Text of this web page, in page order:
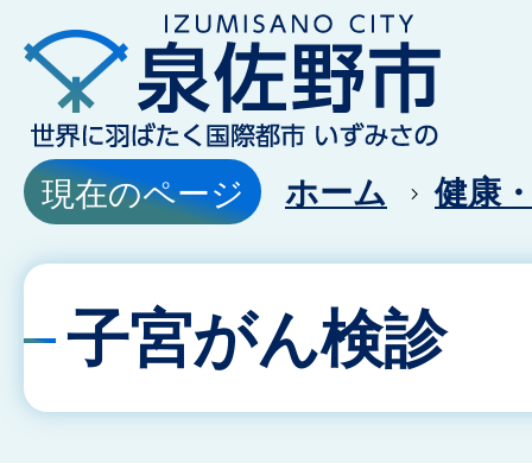
現在のページ ホーム 健康
子宮がん検診